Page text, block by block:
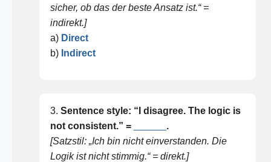
sicher, ob das der beste Ansatz ist.“ =
indirekt.]
a) Direct
b) Indirect
3. Sentence style: “I disagree. The logic is
not consistent.” =
.
[Satzstil: „Ich bin nicht einverstanden. Die
Logik ist nicht stimmig.“ = direkt.]